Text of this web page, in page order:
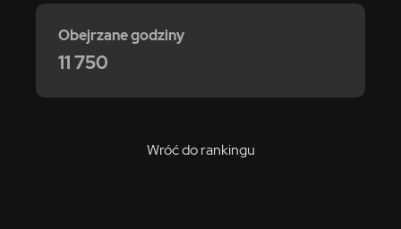
Wróć do rankingu
Obejrzane godziny
11 750